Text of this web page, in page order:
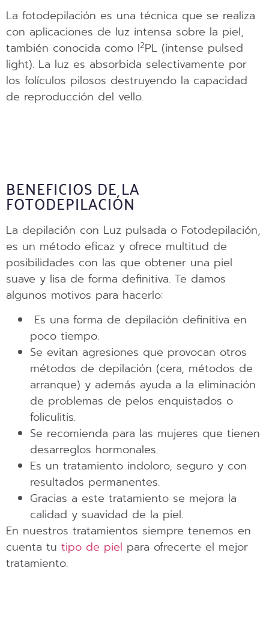
La fotodepilación es una técnica que se realiza
con aplicaciones de luz intensa sobre la piel,
también conocida como I2PL (intense pulsed
light). La luz es absorbida selectivamente por
los folículos pilosos destruyendo la capacidad
de reproducción del vello.
BENEFICIOS DE LA
FOTODEPILACIÓN
La depilación con Luz pulsada o Fotodepilación,
es un método eficaz y ofrece multitud de
posibilidades con las que obtener una piel
suave y lisa de forma definitiva. Te damos
algunos motivos para hacerlo:
Es una forma de depilación definitiva en
poco tiempo.
Se evitan agresiones que provocan otros
métodos de depilación (cera, métodos de
arranque) y además ayuda a la eliminación
de problemas de pelos enquistados o
foliculitis.
Se recomienda para las mujeres que tienen
desarreglos hormonales.
Es un tratamiento indoloro, seguro y con
resultados permanentes.
Gracias a este tratamiento se mejora la
calidad y suavidad de la piel.
En nuestros tratamientos siempre tenemos en
cuenta tu tipo de piel para ofrecerte el mejor
tratamiento.